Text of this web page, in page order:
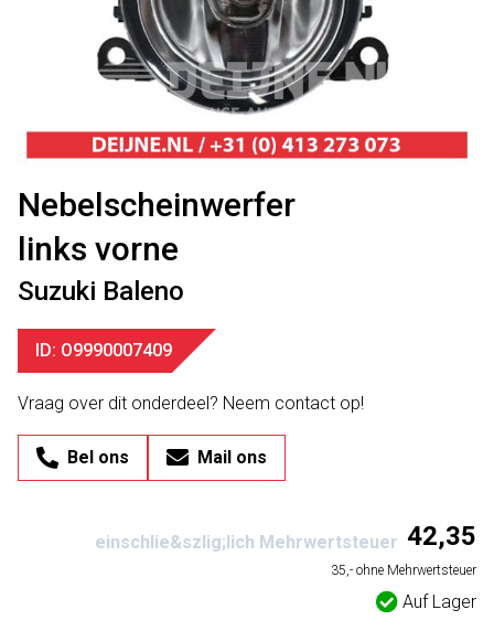
Nebelscheinwerfer
links vorne
Suzuki Baleno
ID: O9990007409
Vraag over dit onderdeel? Neem contact op!
Bel ons Mail ons
einschlie&szlig;lich Mehrwertsteuer 42,35
35,- ohne Mehrwertsteuer
Auf Lager